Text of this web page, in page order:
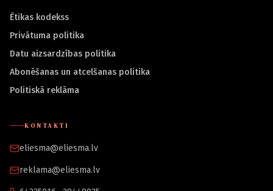
Ētikas kodekss
Privātuma politika
Datu aizsardzības politika
Abonēšanas un atcelšanas politika
Politiskā reklāma
KONTAKTI
eliesma@eliesma.lv
reklama@eliesma.lv